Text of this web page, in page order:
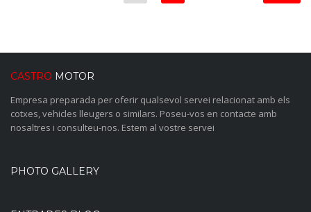
CASTRO MOTOR
Empresa preparada per oferir qualsevol servei relacionat amb els
cotxes, vehicles lleugers o similars. Poseu-vos en contacte amb
nosaltres i consulteu-nos. Estem al vostre servei
PHOTO GALLERY